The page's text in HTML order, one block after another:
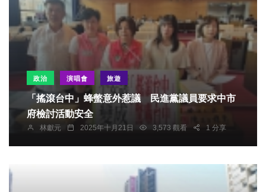
政治 演唱會 旅遊
「搖滾台中」蜂螫意外惹議 民進黨議員要求中市
府檢討活動安全
林獻元 2025年十月21日 3,573 觀看 1 分享